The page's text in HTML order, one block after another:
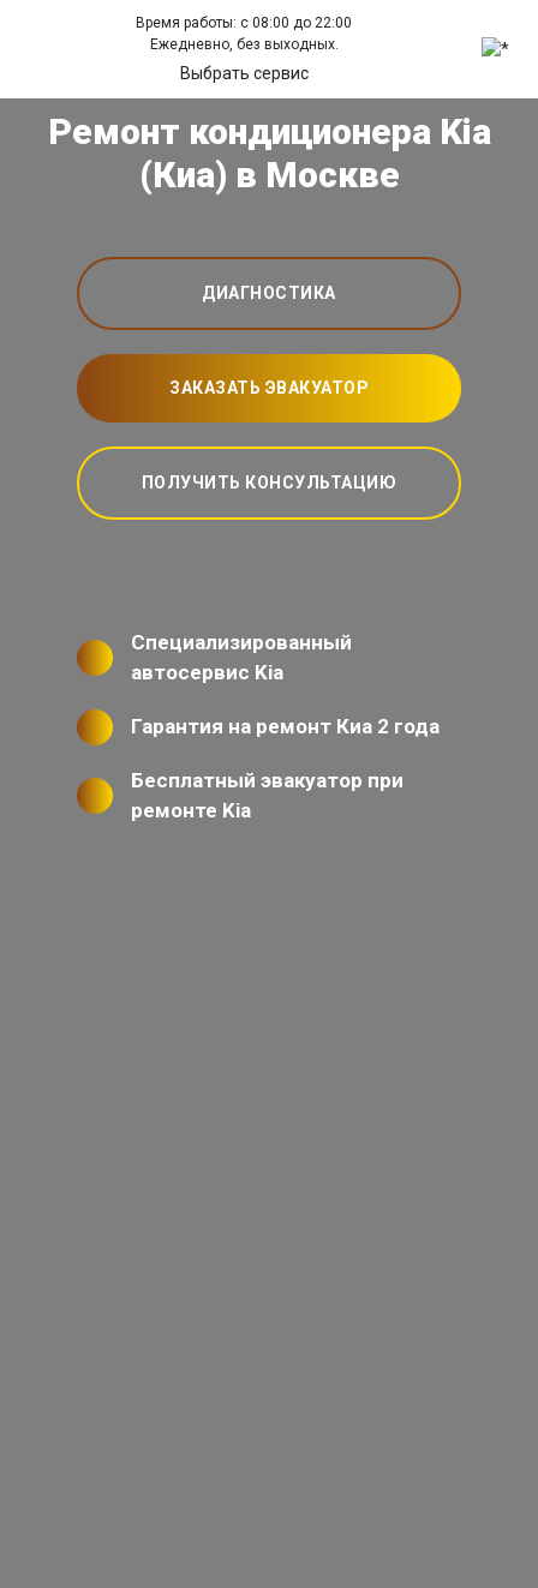
Время работы: с 08:00 до 22:00
Ежедневно, без выходных.
Выбрать сервис
Ремонт кондиционера Kia
(Киа) в Москве
ДИАГНОСТИКА
ЗАКАЗАТЬ ЭВАКУАТОР
ПОЛУЧИТЬ КОНСУЛЬТАЦИЮ
Специализированный
автосервис Kia
Гарантия на ремонт Киа 2 года
Бесплатный эвакуатор при
ремонте Kia